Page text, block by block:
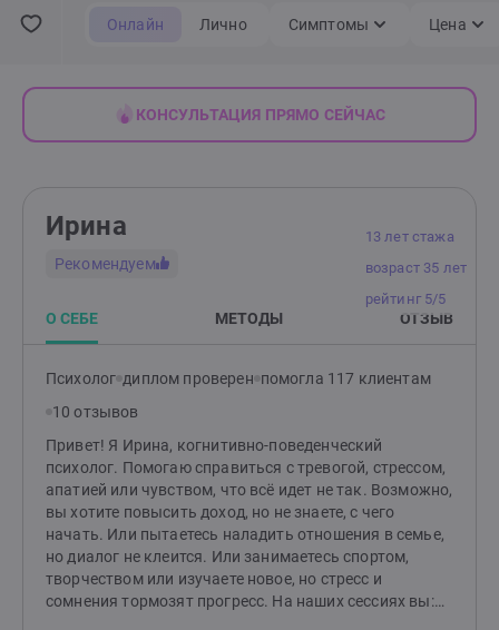
Онлайн Лично Симптомы Цена
КОНСУЛЬТАЦИЯ ПРЯМО СЕЙЧАС
13 лет стажа
возраст 35 лет
рейтинг 5/5
Ирина
Рекомендуем
О СЕБЕ МЕТОДЫ ОТЗЫВ
Психолог диплом проверен помогла 117 клиентам
10 отзывов
Привет! Я Ирина, когнитивно-поведенческий
психолог. Помогаю справиться с тревогой, стрессом,
апатией или чувством, что всё идет не так. Возможно,
вы хотите повысить доход, но не знаете, с чего
начать. Или пытаетесь наладить отношения в семье,
но диалог не клеится. Или занимаетесь спортом,
творчеством или изучаете новое, но стресс и
сомнения тормозят прогресс. На наших сессиях вы: